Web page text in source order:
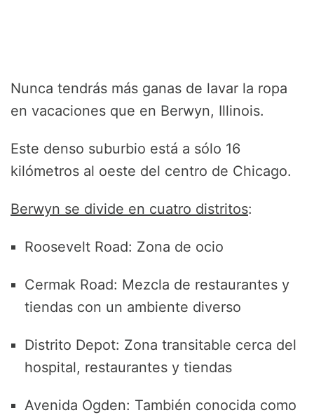
Nunca tendrás más ganas de lavar la ropa
en vacaciones que en Berwyn, Illinois.
Este denso suburbio está a sólo 16
kilómetros al oeste del centro de Chicago.
Berwyn se divide en cuatro distritos:
Roosevelt Road: Zona de ocio
Cermak Road: Mezcla de restaurantes y
tiendas con un ambiente diverso
Distrito Depot: Zona transitable cerca del
hospital, restaurantes y tiendas
Avenida Ogden: También conocida como